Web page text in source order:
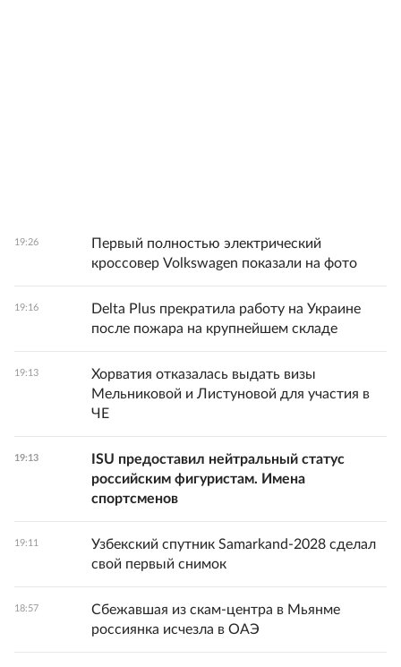
19:26
Первый полностью электрический
кроссовер Volkswagen показали на фото
19:16
Delta Plus прекратила работу на Украине
после пожара на крупнейшем складе
19:13
Хорватия отказалась выдать визы
Мельниковой и Листуновой для участия в
ЧЕ
19:13
ISU предоставил нейтральный статус
российским фигуристам. Имена
спортсменов
19:11
Узбекский спутник Samarkand-2028 сделал
свой первый снимок
18:57
Сбежавшая из скам-центра в Мьянме
россиянка исчезла в ОАЭ